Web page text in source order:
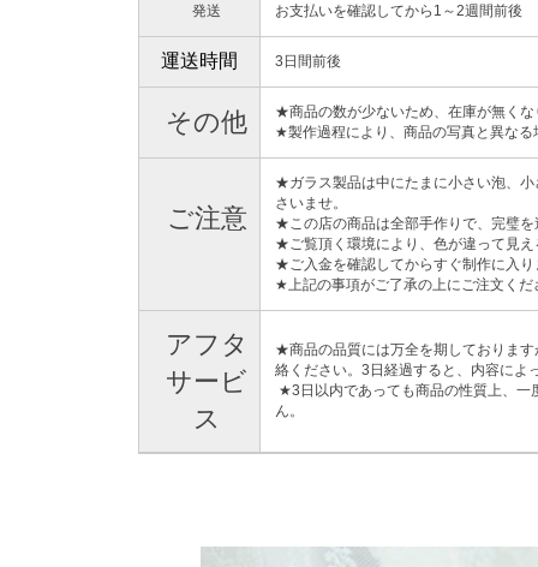
発送 お支払いを確認してから1～2週間前後
運送時間 3日間前後
その他
★商品の数が少ないため、在庫が無く
★製作過程により、商品の写真と異な
ご注意
★ガラス製品は中にたまに小さい泡、
さいませ。
★この店の商品は全部手作りで、完璧
★ご覧頂く環境により、色が違って見
★ご入金を確認してからすぐ制作に入
★上記の事項がご了承の上にご注文くだ
アフタ
サービ
ス
★商品の品質には万全を期しておりま
絡ください。3日経過すると、内容によ
★3日以内であっても商品の性質上、一
ん。